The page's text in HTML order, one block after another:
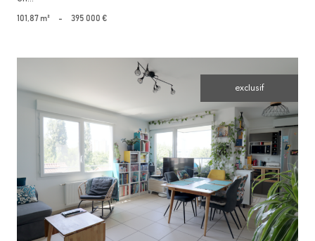
101,87 m² - 395 000 €
exclusif
voir le bien